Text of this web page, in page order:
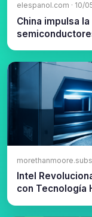
elespanol.com · 10/
China impulsa
Intel
con Tecnología